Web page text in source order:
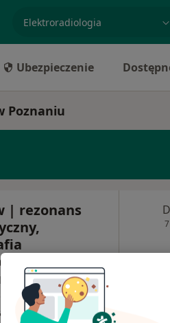
Ubezpieczenie
Poznaniu
| rezonans
USG,
i CBCT
Diagnostyka,
·Więcej